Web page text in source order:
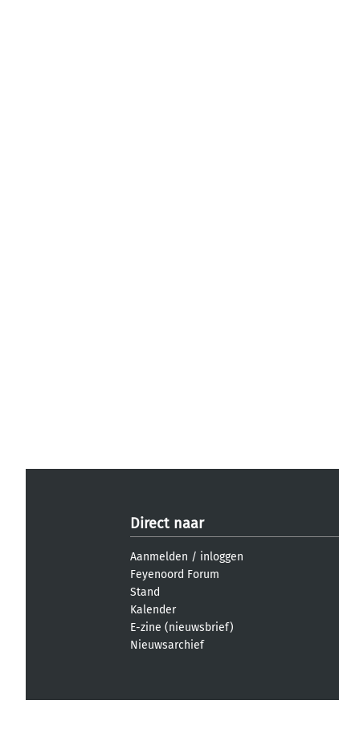
Direct naar
Aanmelden / inloggen
Feyenoord Forum
Stand
Kalender
E-zine (nieuwsbrief)
Nieuwsarchief